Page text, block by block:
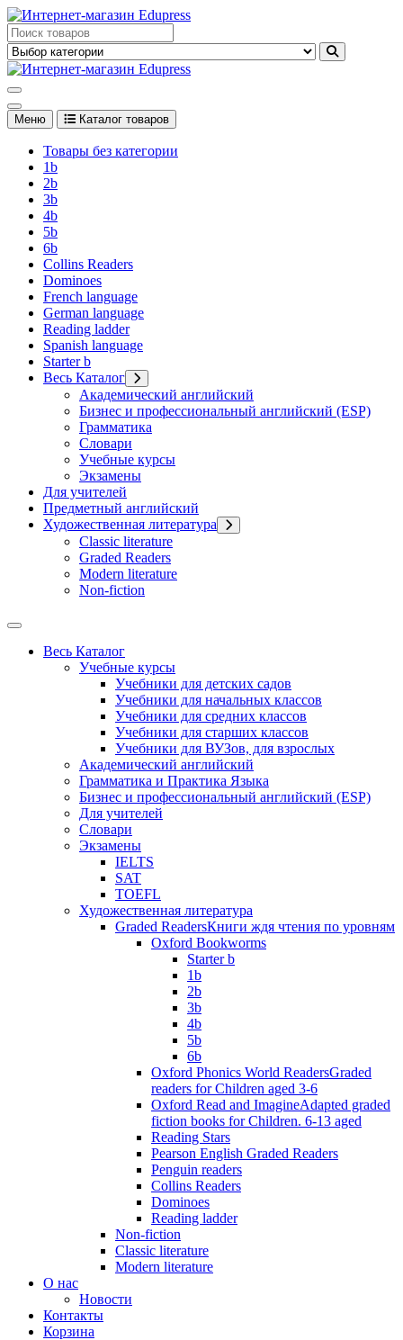
Перейти
к
содержимому
Edupress Uzbekistan, Edupress Узбекистан, книги, учебники на
английском языке
английском языке
Меню Каталог товаров
Товары без категории
1b
2b
3b
4b
5b
6b
Collins Readers
Dominoes
French language
German language
Reading ladder
Spanish language
Starter b
Весь Каталог
Академический английский
Бизнес и профессиональный английский (ESP)
Грамматика
Словари
Учебные курсы
Экзамены
Для учителей
Предметный английский
Художественная литература
Classic literature
Graded Readers
Modern literature
Non-fiction
Весь Каталог
Учебные курсы
Учебники для детских садов
Учебники для начальных классов
Учебники для средних классов
Учебники для старших классов
Учебники для ВУЗов, для взрослых
Академический английский
Грамматика и Практика Языка
Бизнес и профессиональный английский (ESP)
Для учителей
Словари
Экзамены
IELTS
SAT
TOEFL
Художественная литература
Graded ReadersКниги ждя чтения по уровням
Oxford Bookworms
Starter b
1b
2b
3b
4b
5b
6b
Oxford Phonics World ReadersGraded
readers for Children aged 3-6
Oxford Read and ImagineAdapted graded
fiction books for Children. 6-13 aged
Reading Stars
Pearson English Graded Readers
Penguin readers
Collins Readers
Dominoes
Reading ladder
Non-fiction
Classic literature
Modern literature
О нас
Новости
Контакты
Корзина